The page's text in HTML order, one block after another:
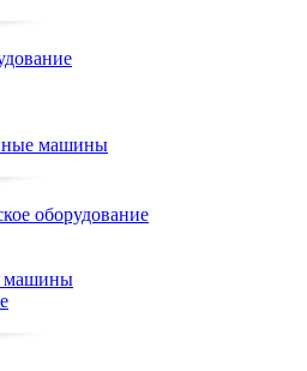
машины
оборудование
машины